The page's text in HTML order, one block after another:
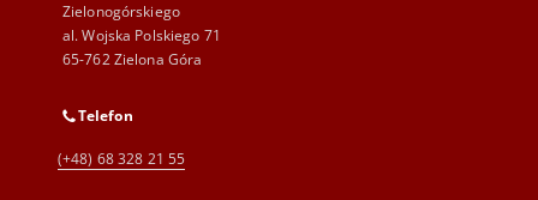
Zielonogórskiego
al. Wojska Polskiego 71
65-762 Zielona Góra
Telefon
(+48) 68 328 21 55